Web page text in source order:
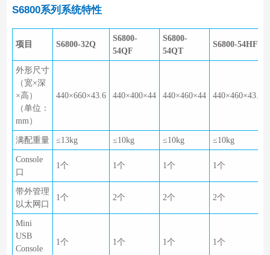
S6800系列系统特性
项目 S6800-32Q
S6800-
54QF
S6800-
54QT
S6800-54HF
外形尺寸
（宽×深
×高）
（单位：
mm）
440×660×43.6 440×400×44 440×460×44 440×460×43.6
满配重量 ≤13kg ≤10kg ≤10kg ≤10kg
Console
口
1个 1个 1个 1个
带外管理
以太网口
1个 2个 2个 2个
Mini
USB
Console
1个 1个 1个 1个